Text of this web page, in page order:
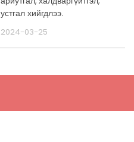
устгал хийгдлээ.
2024-03-25